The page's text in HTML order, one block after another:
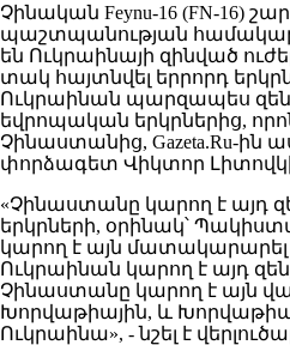
Չինական Feynu-16 (FN-16)
պաշտպանության
են Ուկրաինայի զինված
տակ հայտնվել երրորդ
Ուկրաինան պարզապես
եվրոպական երկրներից,
Չինաստանից, Gazeta.Ru-ին
փորձագետ Վիկտոր
«Չինաստանը կարող է այդ
երկրների, օրինակ՝
կարող է այն մատակարարել
Ուկրաինան կարող է այդ
Չինաստանը կարող է այն
Խորվաթիային, և
Ուկրաինա», - նշել է